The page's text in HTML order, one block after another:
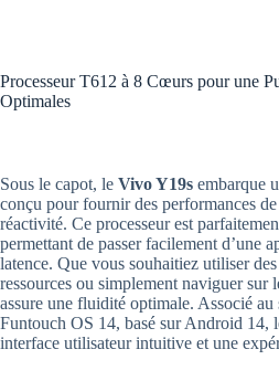
Processeur T612 à 8 Cœurs pour une
Optimales
Sous le capot, le Vivo Y19s embarque
conçu pour fournir des performances
réactivité. Ce processeur est
permettant de passer facilement d’une
latence. Que vous souhaitiez utiliser
ressources ou simplement naviguer sur
assure une fluidité optimale. Associé au
Funtouch OS 14, basé sur Android 14,
interface utilisateur intuitive et une